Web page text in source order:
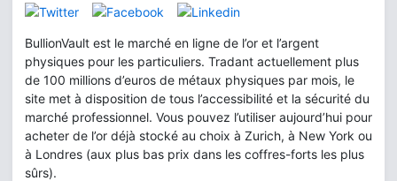
BullionVault est le marché en ligne de l’or et l’argent
physiques pour les particuliers. Tradant actuellement plus
de 100 millions d’euros de métaux physiques par mois, le
site met à disposition de tous l’accessibilité et la sécurité du
marché professionnel. Vous pouvez l’utiliser aujourd’hui pour
acheter de l’or déjà stocké au choix à Zurich, à New York ou
à Londres (aux plus bas prix dans les coffres-forts les plus
sûrs).